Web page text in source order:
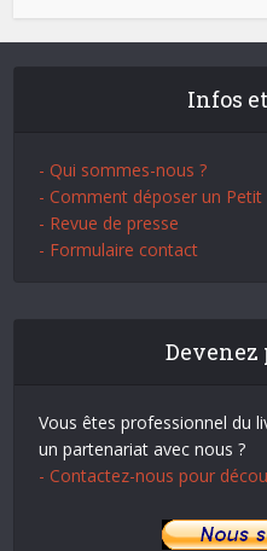
Infos
- Qui sommes-nous ?
- Comment déposer un Petit
- Revue de presse
- Formulaire contact
Vous êtes professionnel du
un partenariat avec nous ?
- Contactez-nous pour